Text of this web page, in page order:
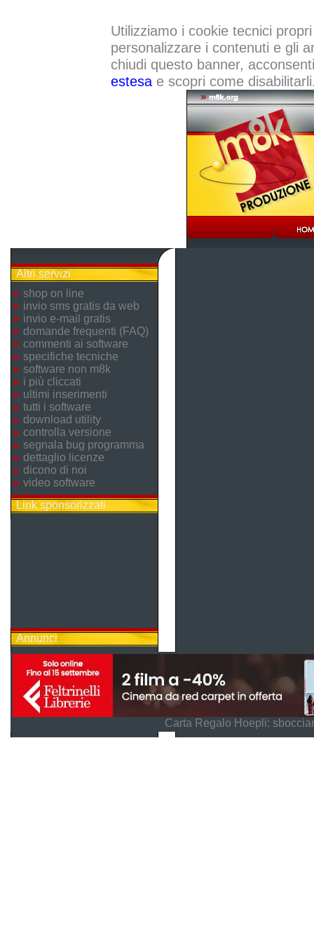
Utilizziamo i cookie tecnici
personalizzare i contenuti e gli
chiudi questo banner,
estesae scopri come
Altri servizi
shop on line
invio sms gratis da web
invio e-mail gratis
domande frequenti (FAQ)
commenti ai software
specifiche tecniche
software non m8k
i più cliccati
ultimi inserimenti
tutti i software
download utility
controlla versione
segnala bug programma
dettaglio licenze
dicono di noi
video software
Link sponsorizzati
Annunci
Carta Regalo Hoepli: